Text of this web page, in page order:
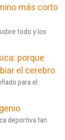
más corto
todo y los
porque
el cerebro
para el
deportiva tan